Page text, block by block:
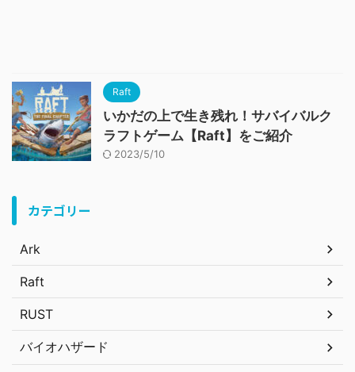
Raft
いかだの上で生き残れ！サバイバルク
ラフトゲーム【Raft】をご紹介
2023/5/10
カテゴリー
Ark
Raft
RUST
バイオハザード